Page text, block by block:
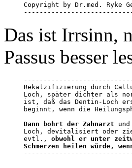
Copyright by Dr.med. Ryke
Das ist Irrsinn,
Passus besser
Rekalzifizierung durch
Loch, später dichter als
ist, daß das Dentin-Loch
beginnt, wenn die
Dann bohrt der Zahnarzt
Loch, devitalisiert oder
evtl., obwohl er unter
Schmerzen heilen würde,